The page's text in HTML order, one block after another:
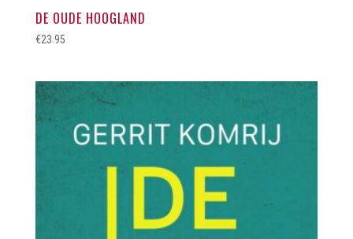
DE OUDE HOOGLAND
€23.95